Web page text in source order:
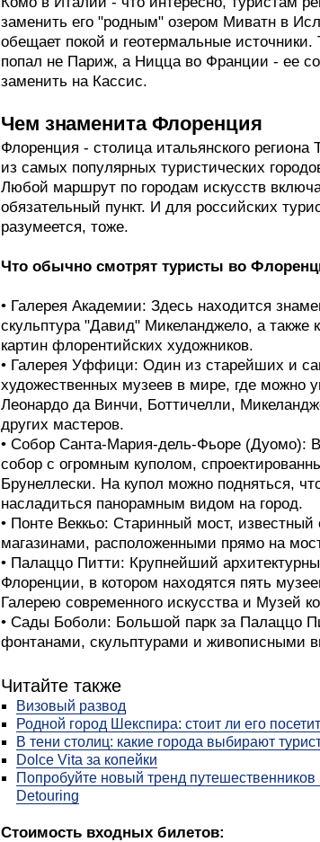
заменить его "родным" озером Миватн в
обещает покой и геотермальные источники.
попал не Париж, а Ницца во Франции - ее
заменить на Кассис.
Чем знаменита Флоренция
Флоренция - столица итальянского региона
из самых популярных туристических
Любой маршрут по городам искусств
обязательный пункт. И для российских
разумеется, тоже.
Что обычно смотрят туристы во
• Галерея Академии: Здесь находится
скульптура "Давид" Микеланджело, а также
картин флорентийских художников.
• Галерея Уффици: Один из старейших и
художественных музеев в мире, где можно
Леонардо да Винчи, Боттичелли,
других мастеров.
• Собор Санта-Мария-дель-Фьоре (Дуомо):
собор с огромным куполом,
Брунеллески. На купол можно подняться,
насладиться панорамным видом на город.
• Понте Веккьо: Старинный мост, известный
магазинами, расположенными прямо на
• Палаццо Питти: Крупнейший
Флоренции, в котором находятся пять
Галерею современного искусства и Музей
• Сады Боболи: Большой парк за Палаццо
фонтанами, скульптурами и живописными
Читайте также
Визовый развод
Родной город Шекспира: стоит ли его
В тени столиц: какие города выбирают
Dolce Vita за копейки
Попробуйте новый тренд путешественников
Detouring
Стоимость входных билетов: